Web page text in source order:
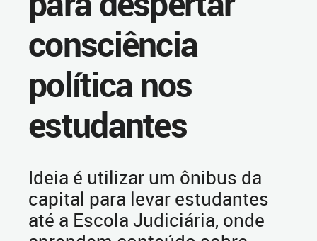
consciência
política nos
estudantes
Ideia é utilizar um ônibus da
capital para levar estudantes
até a Escola Judiciária, onde